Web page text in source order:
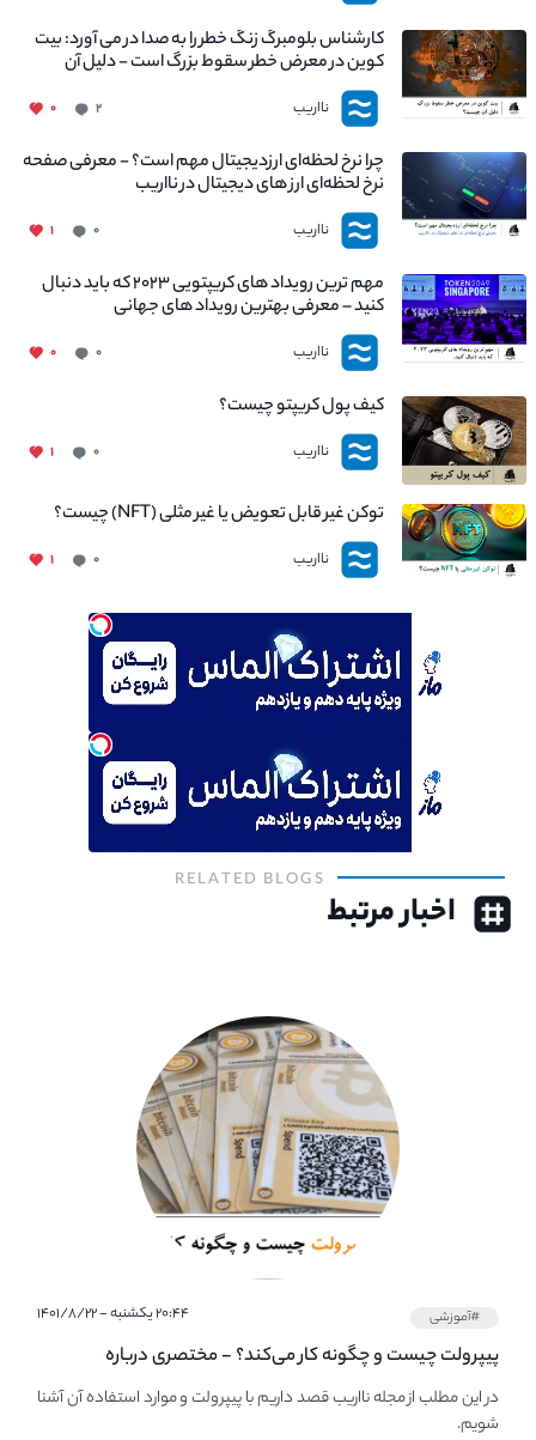
کارشناس بلومبرگ زنگ خطر را به صدا در می آورد: بیت
کوین در معرض خطر سقوط بزرگ است - دلیل آن
چیست؟
نااریب ۲ ۰
چرا نرخ لحظه‌ای ارزدیجیتال مهم است؟ - معرفی صفحه
نرخ لحظه‌ای ارز های دیجیتال در نااریب
نااریب ۰ ۱
مهم ترین رویداد های کریپتویی ۲۰۲۳ که باید دنبال
کنید – معرفی بهترین رویداد های جهانی
نااریب ۰ ۰
کیف پول کریپتو چیست؟
نااریب ۰ ۱
توکن غیر قابل تعویض یا غیر مثلی (NFT) چیست؟
نااریب ۰ ۱
RELATED BLOGS
اخبار مرتبط
#آموزشی ۲۰:۴۴ یکشنبه - ۱۴۰۱/۸/۲۲
پیپر‌ولت چیست و چگونه کار می‌کند؟ - مختصری درباره
PaperWallet
در این مطلب از مجله نااریب قصد داریم با پیپر‌ولت و موارد استفاده آن آشنا
شویم.